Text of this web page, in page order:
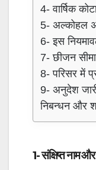
4- वार्षिक
5- अल्कोहल
7- छीजन
9- अनुदेश
निबन्धन और
1- संक्षिप्त नाम और